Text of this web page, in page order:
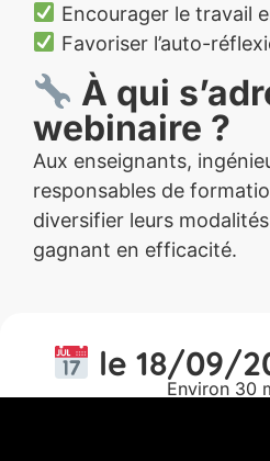
Encourager le travail
Favoriser l’auto-
À qui
webinaire ?
Aux enseignants,
responsables de
diversifier leurs
gagnant en efficacité.
le 18/09/
Environ 30